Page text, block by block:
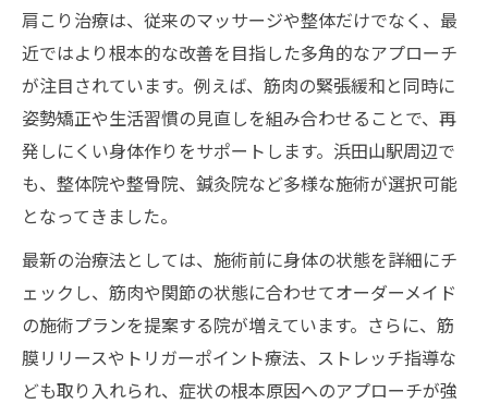
肩こり治療は、従来のマッサージや整体だけでなく、最
近ではより根本的な改善を目指した多角的なアプローチ
が注目されています。例えば、筋肉の緊張緩和と同時に
姿勢矯正や生活習慣の見直しを組み合わせることで、再
発しにくい身体作りをサポートします。浜田山駅周辺で
も、整体院や整骨院、鍼灸院など多様な施術が選択可能
となってきました。
最新の治療法としては、施術前に身体の状態を詳細にチ
ェックし、筋肉や関節の状態に合わせてオーダーメイド
の施術プランを提案する院が増えています。さらに、筋
膜リリースやトリガーポイント療法、ストレッチ指導な
ども取り入れられ、症状の根本原因へのアプローチが強